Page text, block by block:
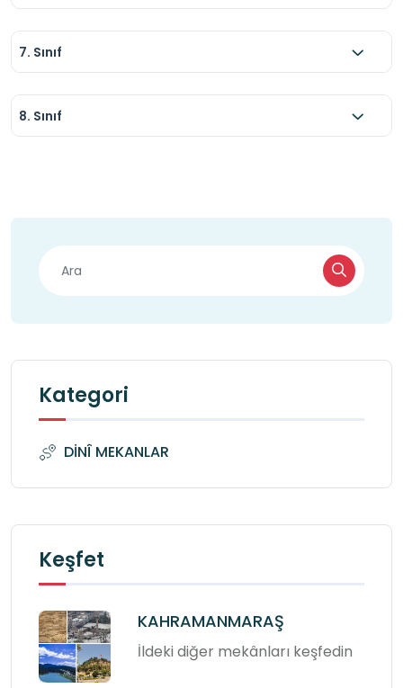
7. Sınıf
8. Sınıf
Kategori
DİNÎ MEKANLAR
Keşfet
KAHRAMANMARAŞ
İldeki diğer mekânları keşfedin